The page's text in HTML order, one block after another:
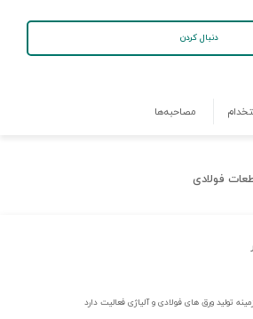
دنبال کردن
مصاحبه‌ها
فولادی
تولید ورق های فولادی و آلیاژی فعالیت دارد